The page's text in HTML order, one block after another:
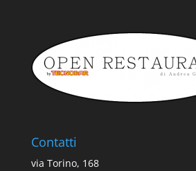
Contatti
via Torino, 168